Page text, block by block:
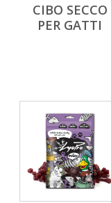
CIBO SECCO
PER GATTI